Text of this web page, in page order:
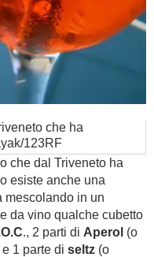
che ha
123RF
che dal Triveneto ha
esiste anche una
mescolando in un
da vino qualche cubetto
., 2 parti di Aperol (o
1 parte di seltz (o